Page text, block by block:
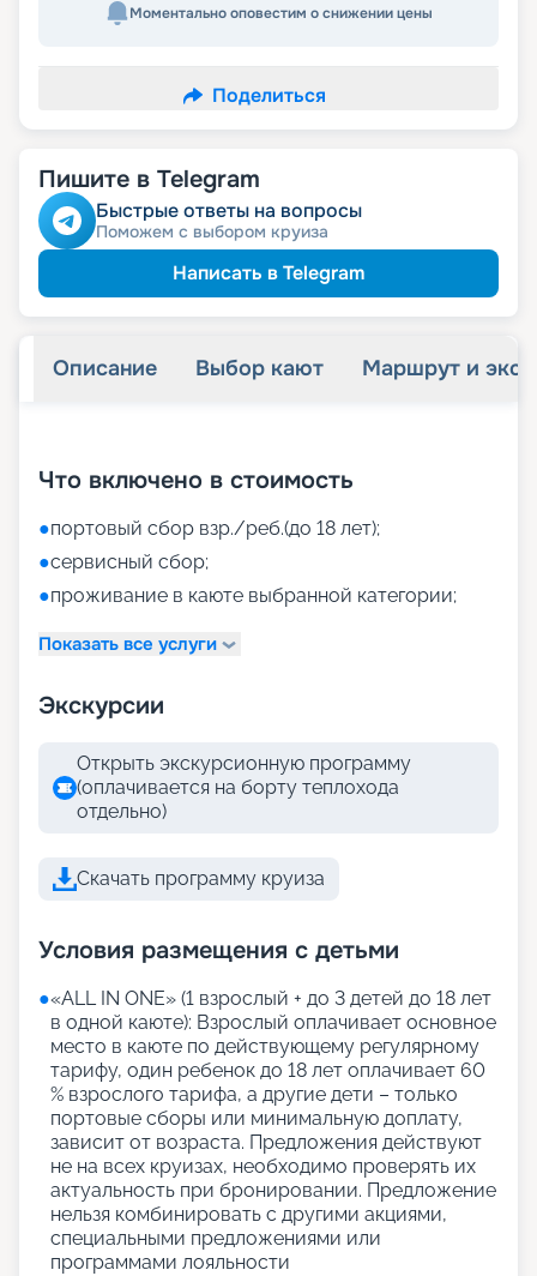
Моментально оповестим о снижении цены
Поделиться
Пишите в Telegram
Быстрые ответы на вопросы
Поможем с выбором круиза
Написать в Telegram
Описание Выбор кают Маршрут и
Что включено в стоимость
●портовый сбор взр./реб.(до 18 лет);
●сервисный сбор;
●проживание в каюте выбранной категории;
Показать все услуги
Экскурсии
Открыть экскурсионную программу
(оплачивается на борту теплохода
отдельно)
Скачать программу круиза
Условия размещения с детьми
●«АLL IN ONE» (1 взрослый + до 3 детей до 18 лет
в одной каюте): Взрослый оплачивает основное
место в каюте по действующему регулярному
тарифу, один ребенок до 18 лет оплачивает 60
% взрослого тарифа, а другие дети – только
портовые сборы или минимальную доплату,
зависит от возраста. Предложения действуют
не на всех круизах, необходимо проверять их
актуальность при бронировании. Предложение
нельзя комбинировать с другими акциями,
специальными предложениями или
программами лояльности